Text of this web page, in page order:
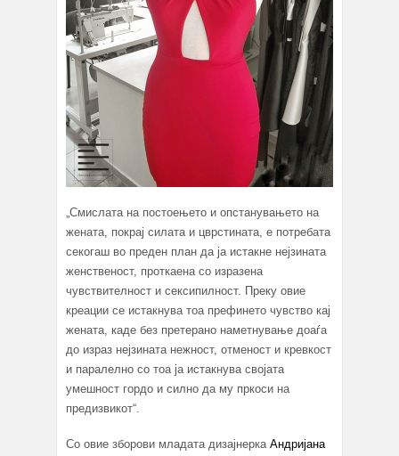
„Смислата на постоењето и опстанувањето на
жената, покрај силата и цврстината, е потребата
секогаш во преден план да ја истакне нејзината
женственост, проткаена со изразена
чувствителност и сексипилност. Преку овие
креации се истакнува тоа префинето чувство кај
жената, каде без претерано наметнување доаѓа
до израз нејзината нежност, отменост и кревкост
и паралелно со тоа ја истакнува својата
умешност гордо и силно да му пркоси на
предизвикот“.
Со овие зборови младата дизајнерка Андријана